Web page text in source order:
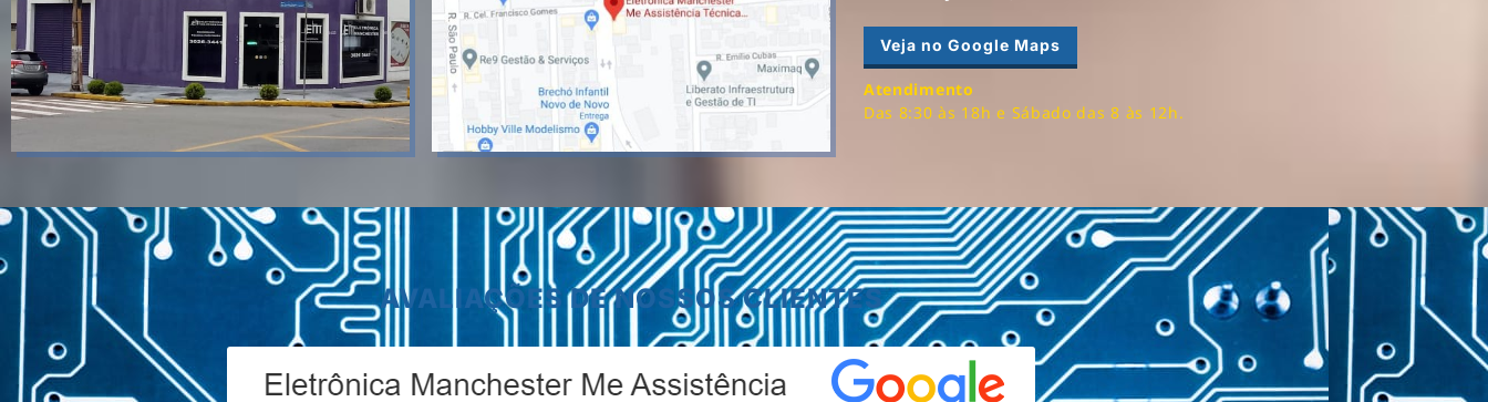
Veja no Google Maps
Atendimento
Das 8:30 às 18h e Sábado das 8 às 12h.
AVALIAÇÕES DE NOSSOS CLIENTES